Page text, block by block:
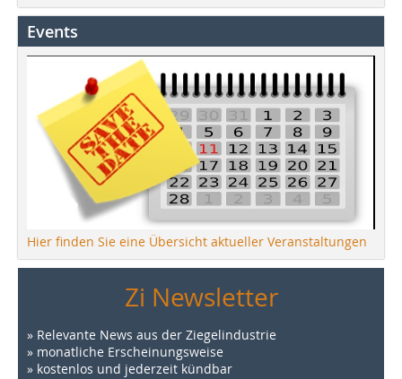
Events
Hier finden Sie eine Übersicht aktueller Veranstaltungen
Zi Newsletter
» Relevante News aus der Ziegelindustrie
» monatliche Erscheinungsweise
» kostenlos und jederzeit kündbar